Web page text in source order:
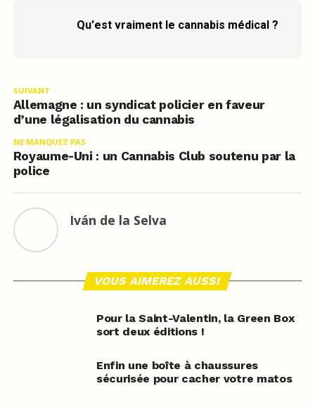
Qu'est vraiment le cannabis médical ?
SUIVANT
Allemagne : un syndicat policier en faveur
d’une légalisation du cannabis
NE MANQUEZ PAS
Royaume-Uni : un Cannabis Club soutenu par la
police
Iván de la Selva
VOUS AIMEREZ AUSSI
Pour la Saint-Valentin, la Green Box
sort deux éditions !
Enfin une boîte à chaussures
sécurisée pour cacher votre matos